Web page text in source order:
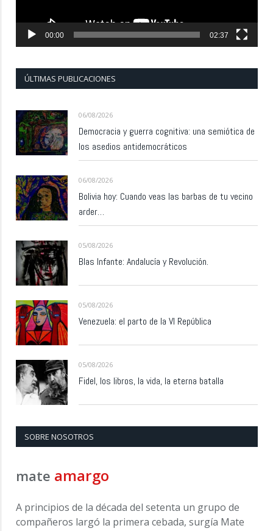
00:00 02:37
ÚLTIMAS PUBLICACIONES
06/08/2026
Democracia y guerra cognitiva: una semiótica de
los asedios antidemocráticos
06/08/2026
Bolivia hoy: Cuando veas las barbas de tu vecino
arder…
05/08/2026
Blas Infante: Andalucía y Revolución.
05/08/2026
Venezuela: el parto de la VI República
05/08/2026
Fidel, los libros, la vida, la eterna batalla
SOBRE NOSOTROS
mate amargo
A principios de la década del setenta un grupo de
compañeros largó la primera cebada, surgía Mate